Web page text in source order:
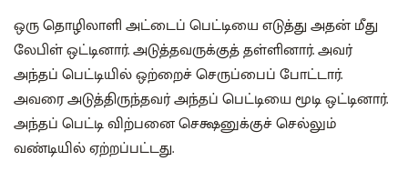
ஒரு தொழிலாளி அட்டைப் பெட்டியை எடுத்து அதன் மீது
லேபிள் ஒட்டினார். அடுத்தவருக்குத் தள்ளினார். அவர்
அந்தப் பெட்டியில் ஒற்றைச் செருப்பைப் போட்டார்.
அவரை அடுத்திருந்தவர் அந்தப் பெட்டியை மூடி ஒட்டினார்.
அந்தப் பெட்டி விற்பனை செக்ஷனுக்குச் செல்லும்
வண்டியில் ஏற்றப்பட்டது.